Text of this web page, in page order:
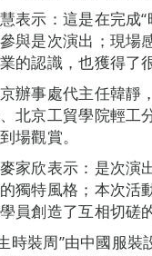
表示：這是在完成
與是次演出；現
的認識，也獲得了
辦事處代主任韓靜
北京工貿學院輕
場觀賞。
家欣表示：是次演
獨特風格；本次活
員創造了互相切磋
時裝周”由中國服